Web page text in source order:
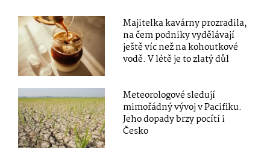
Majitelka kavárny prozradila,
na čem podniky vydělávají
ještě víc než na kohoutkové
vodě. V létě je to zlatý důl
Meteorologové sledují
mimořádný vývoj v Pacifiku.
Jeho dopady brzy pocítí i
Česko